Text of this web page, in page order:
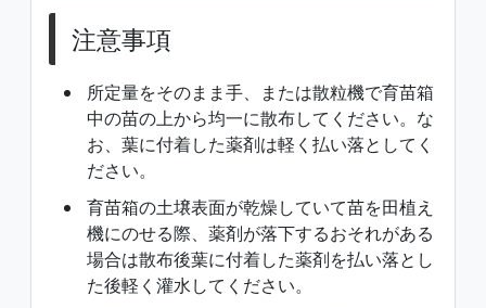
注意事項
所定量をそのまま手、または散粒機で育苗箱
中の苗の上から均一に散布してください。な
お、葉に付着した薬剤は軽く払い落としてく
ださい。
育苗箱の土壌表面が乾燥していて苗を田植え
機にのせる際、薬剤が落下するおそれがある
場合は散布後葉に付着した薬剤を払い落とし
た後軽く灌水してください。